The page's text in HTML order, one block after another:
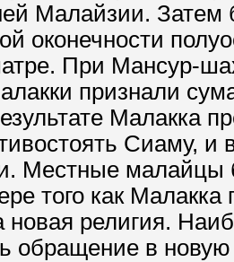
Малайзии. Затем
оконечности
При Мансур-
признали
Малакка
Сиаму,
Местные малайцы
того как Малакка
новая религия.
обращение в